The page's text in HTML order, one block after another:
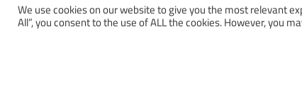
We use cookies on our website to give you the most relevant
All”, you consent to the use of ALL the cookies. However, you